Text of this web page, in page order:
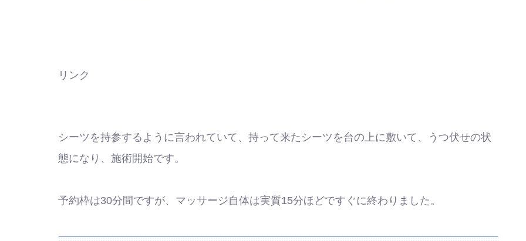
リンク
シーツを持参するように言われていて、持って来たシーツを台の上に敷いて、うつ伏せの状
態になり、施術開始です。
予約枠は30分間ですが、マッサージ自体は実質15分ほどですぐに終わりました。